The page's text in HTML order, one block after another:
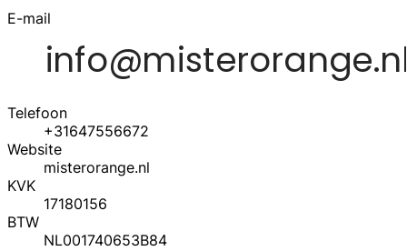
E-mail
Telefoon
+31647556672
Website
misterorange.nl
KVK
17180156
BTW
NL001740653B84